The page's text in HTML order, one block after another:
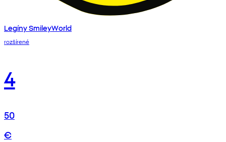
Legíny SmileyWorld
rozšírené
4
50
€